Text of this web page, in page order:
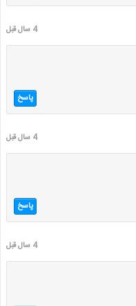
4 سال قبل
پاسخ
4 سال قبل
پاسخ
4 سال قبل